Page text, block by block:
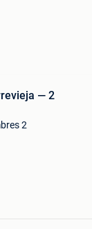
— 2
2